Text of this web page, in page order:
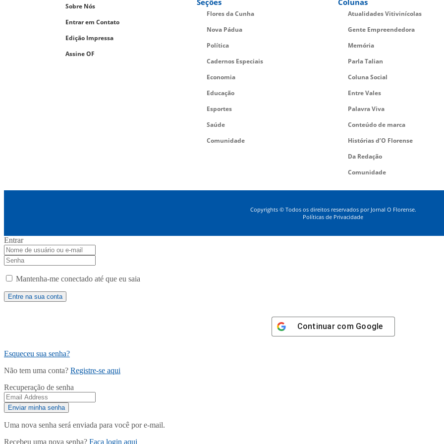
Sobre Nós
Entrar em Contato
Edição Impressa
Assine OF
Seções
Flores da Cunha
Nova Pádua
Política
Cadernos Especiais
Economia
Educação
Esportes
Saúde
Comunidade
Colunas
Atualidades Vitivinícolas
Gente Empreendedora
Memória
Parla Talian
Coluna Social
Entre Vales
Palavra Viva
Conteúdo de marca
Histórias d’O Florense
Da Redação
Comunidade
Copyrights © Todos os direitos reservados por Jornal O Florense.
Políticas de Privacidade
Entrar
Mantenha-me conectado até que eu saia
Continuar com Google
Esqueceu sua senha?
Não tem uma conta? Registre-se aqui
Recuperação de senha
Uma nova senha será enviada para você por e-mail.
Recebeu uma nova senha? Faça login aqui